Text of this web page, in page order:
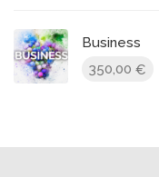
Business
350,00 €